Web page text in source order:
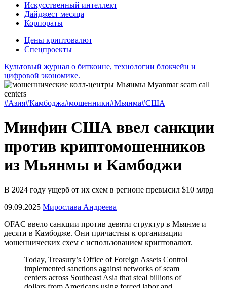
Искусственный интеллект
Дайджест месяца
Корпораты
Цены криптовалют
Спецпроекты
Культовый журнал о биткоине, технологии блокчейн и
цифровой экономике.
#Азия#Камбоджа#мошенники#Мьянма#США
Минфин США ввел санкции
против криптомошенников
из Мьянмы и Камбоджи
В 2024 году ущерб от их схем в регионе превысил $10 млрд
09.09.2025 Мирослава Андреева
OFAC ввело санкции против девяти структур в Мьянме и
десяти в Камбодже. Они причастны к организации
мошеннических схем с использованием криптовалют.
Today, Treasury’s Office of Foreign Assets Control
implemented sanctions against networks of scam
centers across Southeast Asia that steal billions of